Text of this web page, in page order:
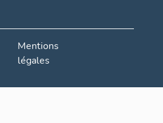
Mentions
légales